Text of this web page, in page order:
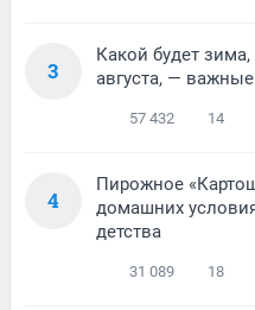
3
Какой будет
августа, —
57 432 14
4
Пирожное
домашних
детства
31 089 18